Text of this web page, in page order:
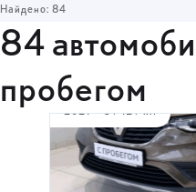
Найдено: 84
84
пробегом
2021·59 129 км
RENAULT
1.6 л (114 л.с.),